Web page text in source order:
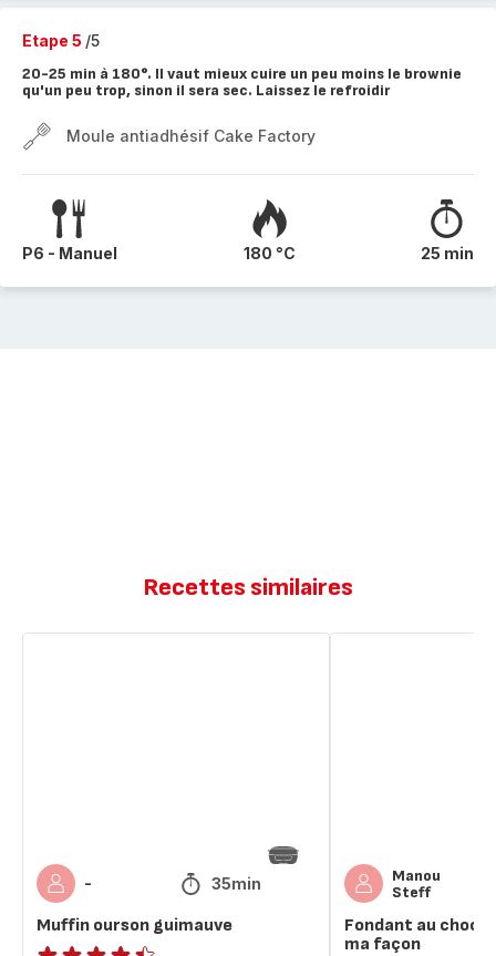
Etape 5 /5
20-25 min à 180°. Il vaut mieux cuire un peu moins le brownie
qu'un peu trop, sinon il sera sec. Laissez le refroidir
Moule antiadhésif Cake Factory
P6 - Manuel 180 °C 25 min
Recettes similaires
- 35min
Muffin ourson guimauve
Manou
Steff
Fondant au
ma façon